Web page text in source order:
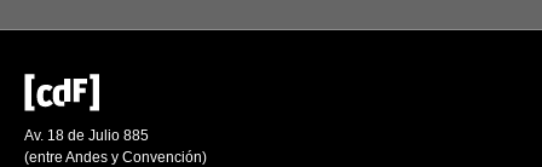
Av. 18 de Julio 885
(entre Andes y Convención)